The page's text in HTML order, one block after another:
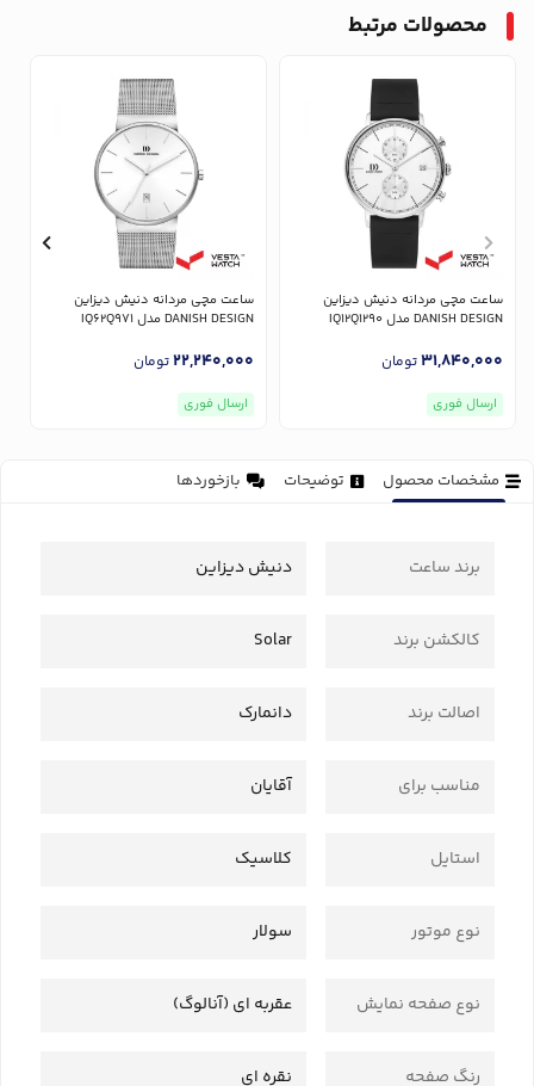
محصولات مرتبط
ساعت مچی مردانه دنیش دیزاین
DANISH DESIGN مدل IQ12Q1290
31,840,000تومان
ارسال فوری
ساعت مچی مردانه دنیش دیزاین
DANISH DESIGN مدل IQ62Q971
22,240,000تومان
ارسال فوری
مشخصات محصول توضیحات بازخوردها
برند ساعت دنیش دیزاین
کالکشن برند Solar
اصالت برند دانمارک
مناسب برای آقایان
استایل کلاسیک
نوع موتور سولار
نوع صفحه نمایش عقربه ای (آنالوگ)
رنگ صفحه نقره ای